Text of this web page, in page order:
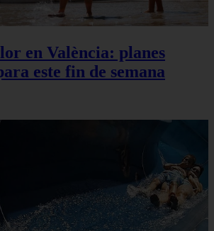
en València: planes
este fin de semana